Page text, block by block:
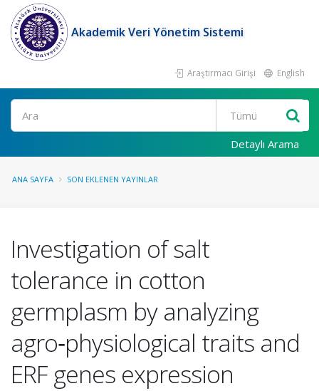
Akademik Veri Yönetim Sistemi
Araştırmacı Girişi English
Ara
Detaylı Arama
ANA SAYFA SON EKLENEN YAYINLAR
Investigation of salt
tolerance in cotton
germplasm by analyzing
agro‑physiological traits and
ERF genes expression